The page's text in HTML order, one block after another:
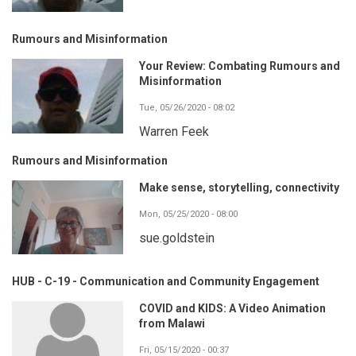
Rumours and Misinformation
Your Review: Combating Rumours and
Misinformation
Tue, 05/26/2020 - 08:02
Warren Feek
Rumours and Misinformation
Make sense, storytelling, connectivity
Mon, 05/25/2020 - 08:00
sue.goldstein
HUB - C-19 - Communication and Community Engagement
COVID and KIDS: A Video Animation
from Malawi
Fri, 05/15/2020 - 00:37